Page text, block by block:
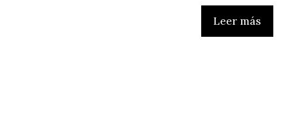
Leer más